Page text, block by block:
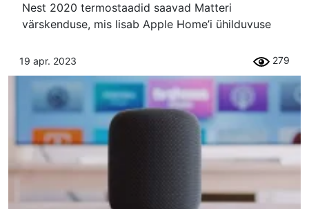
Nest 2020 termostaadid saavad Matteri
värskenduse, mis lisab Apple Home’i ühilduvuse
19 apr. 2023 279